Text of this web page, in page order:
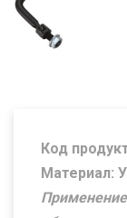
Код
Материал: